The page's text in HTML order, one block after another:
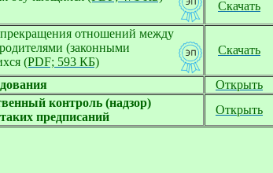
Скачать
отношений между
родителями (законными
(PDF; 593 КБ)
Скачать
Открыть
контроль (надзор)
предписаний
Открыть